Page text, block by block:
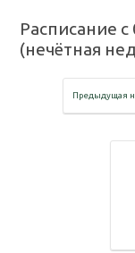
Расписание с
(нечётная
Предыдущая